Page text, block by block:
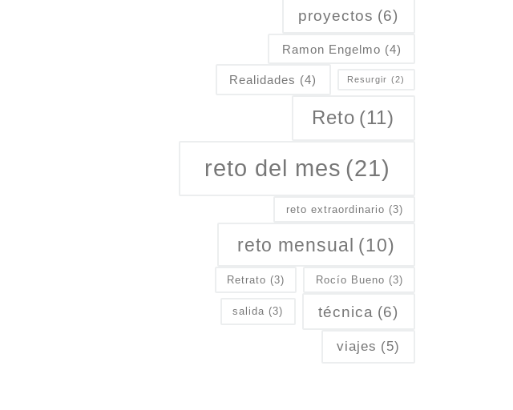
proyectos (6)
Ramon Engelmo (4)
Realidades (4) Resurgir (2)
Reto (11)
reto del mes (21)
reto extraordinario (3)
reto mensual (10)
Retrato (3) Rocío Bueno (3)
salida (3) técnica (6)
viajes (5)